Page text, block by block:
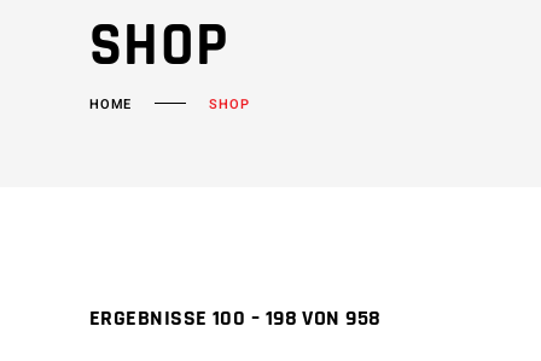
SHOP
HOME SHOP
ERGEBNISSE 100 – 198 VON 958